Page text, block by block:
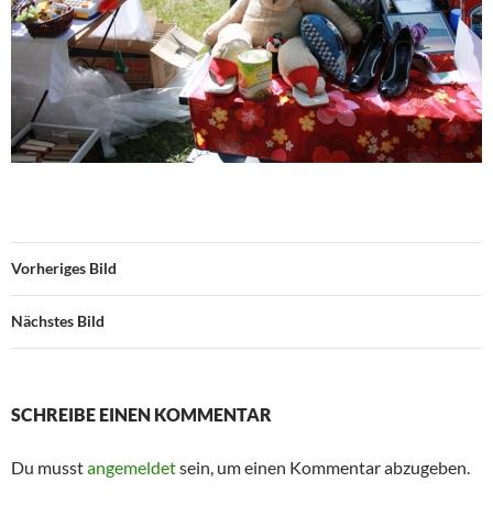
Vorheriges Bild
Nächstes Bild
SCHREIBE EINEN KOMMENTAR
Du musstangemeldetsein, um einen Kommentar abzugeben.